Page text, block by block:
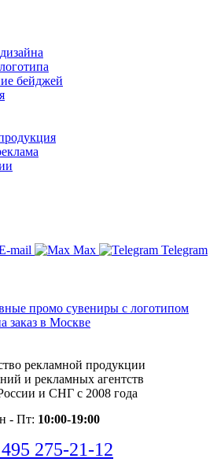
бейджей
mail Max
Telegram
рекламной продукции
и рекламных агентств
и СНГ с 2008 года
- Пт: 10:00-19:00
275-21-12